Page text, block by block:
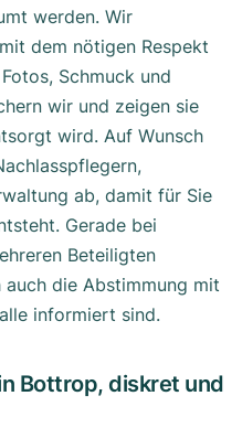
werden. Wir
dem nötigen Respekt
Schmuck und
wir und zeigen sie
wird. Auf Wunsch
ab, damit für Sie
Gerade bei
Beteiligten
auch die Abstimmung mit
informiert sind.
Bottrop, diskret und